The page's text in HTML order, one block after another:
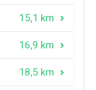
15,1 km
16,9 km
18,5 km